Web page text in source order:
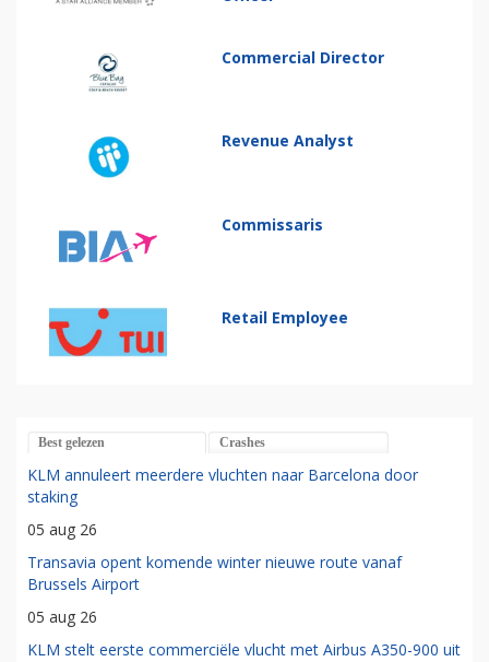
Commercial Director
Revenue Analyst
Commissaris
Retail Employee
Best gelezen Crashes
KLM annuleert meerdere vluchten naar Barcelona door
staking
05 aug 26
Transavia opent komende winter nieuwe route vanaf
Brussels Airport
05 aug 26
KLM stelt eerste commerciële vlucht met Airbus A350-900 uit